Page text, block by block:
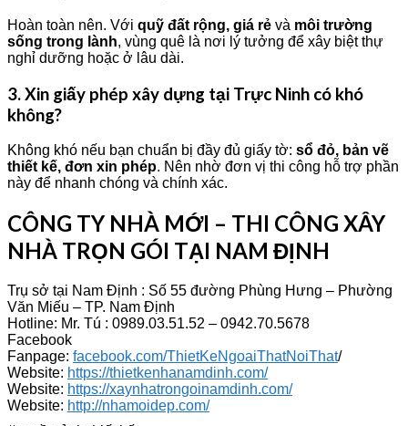
Hoàn toàn nên. Với quỹ đất rộng, giá rẻ và môi trường
sống trong lành, vùng quê là nơi lý tưởng để xây biệt thự
nghỉ dưỡng hoặc ở lâu dài.
3. Xin giấy phép xây dựng tại Trực Ninh có khó
không?
Không khó nếu bạn chuẩn bị đầy đủ giấy tờ: sổ đỏ, bản vẽ
thiết kế, đơn xin phép. Nên nhờ đơn vị thi công hỗ trợ phần
này để nhanh chóng và chính xác.
CÔNG TY NHÀ MỚI – THI CÔNG XÂY
NHÀ TRỌN GÓI TẠI NAM ĐỊNH
Trụ sở tại Nam Định : Số 55 đường Phùng Hưng – Phường
Văn Miếu – TP. Nam Định
Hotline: Mr. Tú : 0989.03.51.52 – 0942.70.5678
Facebook
Fanpage: facebook.com/ThietKeNgoaiThatNoiThat/
Website: https://thietkenhanamdinh.com/
Website: https://xaynhatrongoinamdinh.com/
Website: http://nhamoidep.com/